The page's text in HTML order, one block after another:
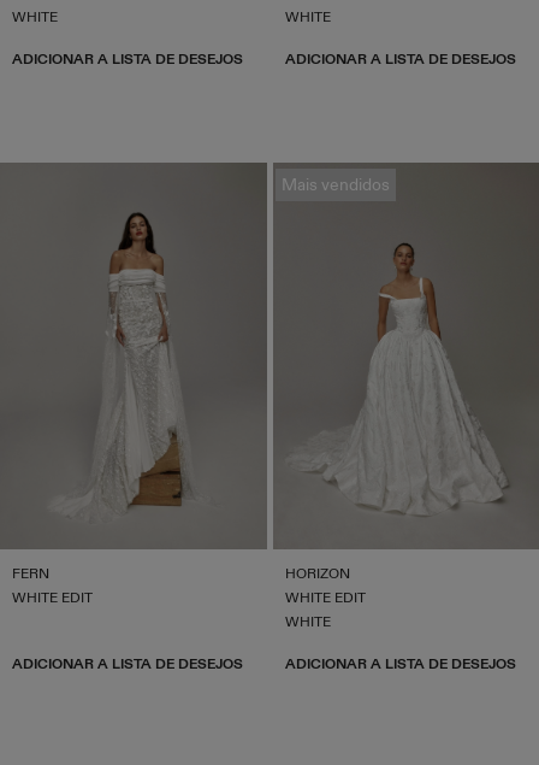
WHITE
ADICIONAR A LISTA DE DESEJOS
WHITE
ADICIONAR A LISTA DE DESEJOS
FERN
WHITE EDIT
ADICIONAR A LISTA DE DESEJOS
Mais vendidos
HORIZON
WHITE EDIT
WHITE
ADICIONAR A LISTA DE DESEJOS